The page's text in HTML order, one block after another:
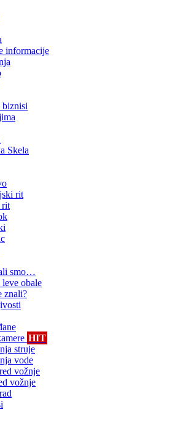
informacije
Skela
rit
rit
smo…
leve obale
znali?
HIT
struje
vode
vožnje
vožnje